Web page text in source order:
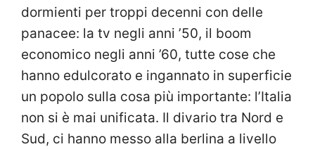
dormienti per troppi decenni con delle
panacee: la tv negli anni ’50, il boom
economico negli anni ’60, tutte cose che
hanno edulcorato e ingannato in superficie
un popolo sulla cosa più importante: l’Italia
non si è mai unificata. Il divario tra Nord e
Sud, ci hanno messo alla berlina a livello